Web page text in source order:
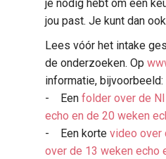
je nodig hebt om een
jou past. Je kunt dan
Lees vóór het intake
de onderzoeken. Op
informatie, bijvoorbeeld:
- Een folder over de
echo en de 20 weken
- Een korte video over
over de 13 weken echo